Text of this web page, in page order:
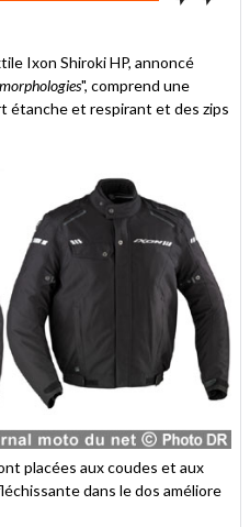
Ixon Shiroki HP, annoncé
", comprend une
étanche et respirant et des zips
placées aux coudes et aux
dans le dos améliore